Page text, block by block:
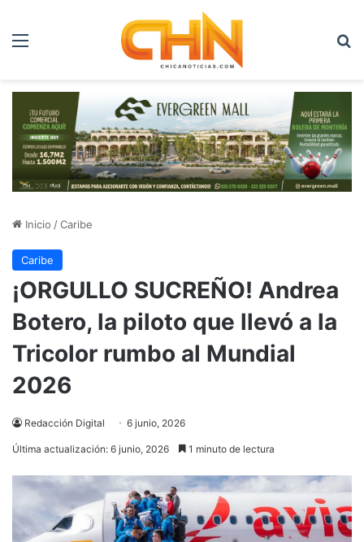
Menú
Inicio /Caribe
Caribe
¡ORGULLO SUCREÑO! Andrea
Botero, la piloto que llevó a la
Tricolor rumbo al Mundial
2026
Redacción Digital 6 junio, 2026
Última actualización: 6 junio, 2026 1 minuto de lectura